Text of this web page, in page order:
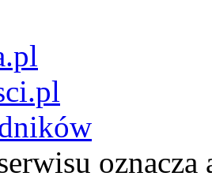
oznacza